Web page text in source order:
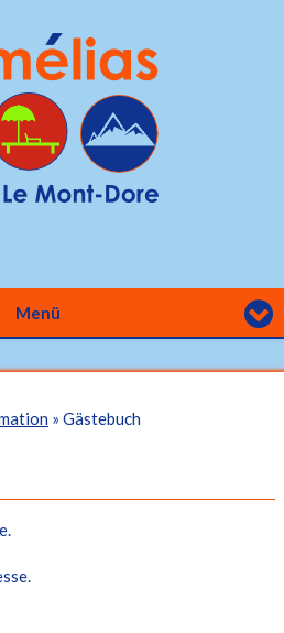
Menü
» Gästebuch